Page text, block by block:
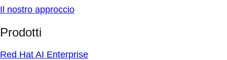
Il nostro approccio
Prodotti
Red Hat AI Enterprise